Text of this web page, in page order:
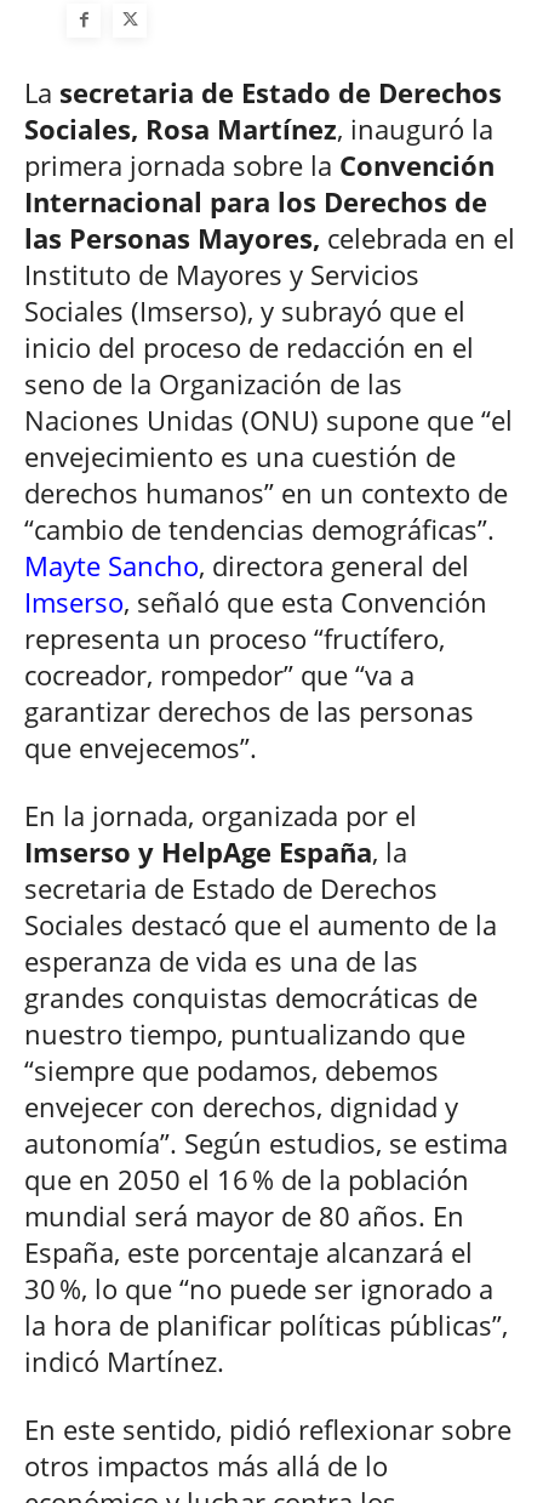
La secretaria de Estado de Derechos
Sociales, Rosa Martínez, inauguró la
primera jornada sobre la Convención
Internacional para los Derechos de
las Personas Mayores, celebrada en el
Instituto de Mayores y Servicios
Sociales (Imserso), y subrayó que el
inicio del proceso de redacción en el
seno de la Organización de las
Naciones Unidas (ONU) supone que “el
envejecimiento es una cuestión de
derechos humanos” en un contexto de
“cambio de tendencias demográficas”.
Mayte Sancho, directora general del
Imserso, señaló que esta Convención
representa un proceso “fructífero,
cocreador, rompedor” que “va a
garantizar derechos de las personas
que envejecemos”.
En la jornada, organizada por el
Imserso y HelpAge España, la
secretaria de Estado de Derechos
Sociales destacó que el aumento de la
esperanza de vida es una de las
grandes conquistas democráticas de
nuestro tiempo, puntualizando que
“siempre que podamos, debemos
envejecer con derechos, dignidad y
autonomía”. Según estudios, se estima
que en 2050 el 16 % de la población
mundial será mayor de 80 años. En
España, este porcentaje alcanzará el
30 %, lo que “no puede ser ignorado a
la hora de planificar políticas públicas”,
indicó Martínez.
En este sentido, pidió reflexionar sobre
otros impactos más allá de lo